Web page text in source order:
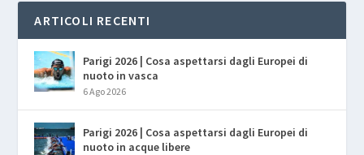
ARTICOLI RECENTI
Parigi 2026 | Cosa aspettarsi dagli Europei di
nuoto in vasca
6 Ago 2026
Parigi 2026 | Cosa aspettarsi dagli Europei di
nuoto in acque libere